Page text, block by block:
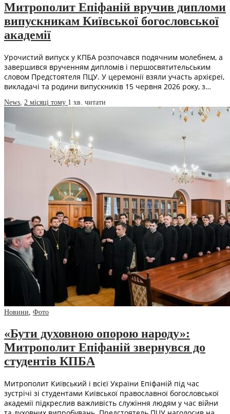
Митрополит Епіфаній вручив дипломи
випускникам Київської богословської
академії
Урочистий випуск у КПБА розпочався подячним молебнем, а
завершився врученням дипломів і першосвятительським
словом Предстоятеля ПЦУ. У церемонії взяли участь архієреї,
викладачі та родини випускників 15 червня 2026 року, з…
News 2 місяці тому 1 хв. читати
Новини Фото
«Бути духовною опорою народу»:
Митрополит Епіфаній звернувся до
студентів КПБА
Митрополит Київський і всієї України Епіфаній під час
зустрічі зі студентами Київської православної богословської
академії підкреслив важливість служіння людям у час війни